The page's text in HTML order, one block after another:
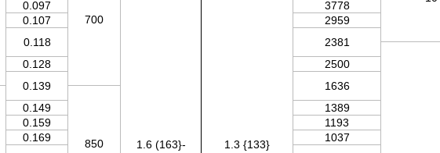
1.6 (163}- 1.3 {133}
700
0.097
3778
0.107
2959
0.118 2381
0.128
2500
0.139 1636
850
0.149
1389
0.159
1193
0.169
1037